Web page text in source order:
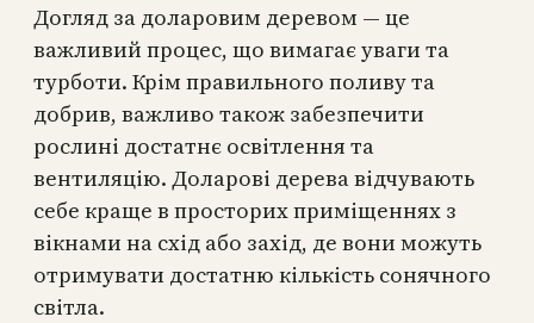
Догляд за доларовим деревом — це
важливий процес, що вимагає уваги та
турботи. Крім правильного поливу та
добрив, важливо також забезпечити
рослині достатнє освітлення та
вентиляцію. Доларові дерева відчувають
себе краще в просторих приміщеннях з
вікнами на схід або захід, де вони можуть
отримувати достатню кількість сонячного
світла.